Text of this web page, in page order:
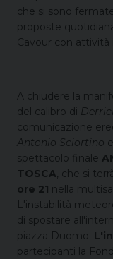
che si sono
proposte
Cavour con
A chiudere la
del calibro di
comunicazione
Antonio Sciortino
spettacolo finale
TOSCA, che si
ore 21 nella
L'instabilità
di spostare
piazza Duomo.
partecipanti la